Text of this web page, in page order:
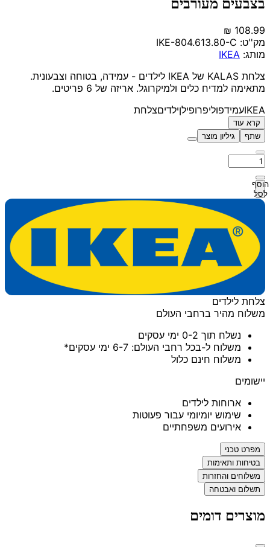
בצבעים מעורבים
מק''ט: IKE-804.613.80-C
מותג: IKEA
צלחת KALAS של IKEA לילדים - עמידה, בטוחה וצבעונית.
מתאימה למדיח כלים ולמיקרוגל. אריזה של 6 פריטים.
IKEAעמידפוליפרופילןילדיםצלחת
קרא עוד
שתף
גיליון מוצר
הוסף
לסל
צלחת לילדים
משלוח מהיר ברחבי העולם
נשלח תוך 0-2 ימי עסקים
משלוח ל-בכל רחבי העולם: 6-7 ימי עסקים*
משלוח חינם כלול
יישומים
ארוחות לילדים
שימוש יומיומי עבור פעוטות
אירועים משפחתיים
מפרט טכני
בטיחות ותאימות
משלוחים והחזרות
תשלום ואבטחה
מוצרים דומים